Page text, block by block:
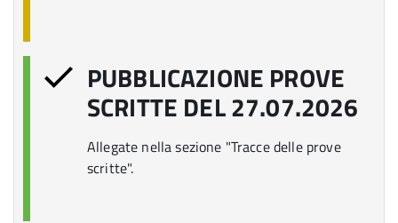
PUBBLICAZIONE PROVE
SCRITTE DEL 27.07.2026
Allegate nella sezione "Tracce delle prove
scritte".